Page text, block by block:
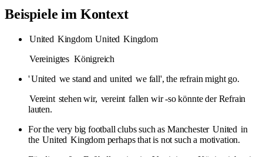
Beispiele im Kontext
United Kingdom United Kingdom
Vereinigtes Königreich
'United we stand and united we fall', the refrain might go.
Vereint stehen wir, vereint fallen wir -so könnte der Refrain
lauten.
For the very big football clubs such as Manchester United in
the United Kingdom perhaps that is not such a motivation.